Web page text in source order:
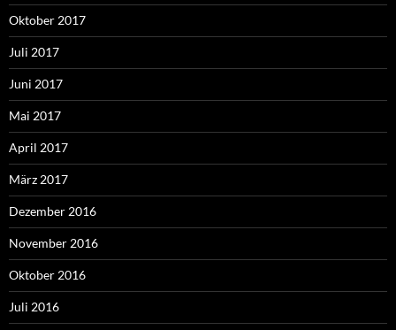
Oktober 2017
Juli 2017
Juni 2017
Mai 2017
April 2017
März 2017
Dezember 2016
November 2016
Oktober 2016
Juli 2016